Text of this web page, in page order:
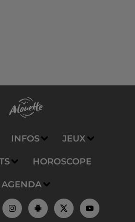
INFOS JEUX
HOROSCOPE
AGENDA